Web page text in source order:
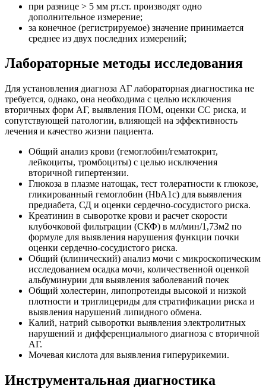
при разнице > 5 мм рт.ст. производят одно
дополнительное измерение;
за конечное (регистрируемое) значение принимается
среднее из двух последних измерений;
Лабораторные методы исследования
Для установления диагноза АГ лабораторная диагностика не
требуется, однако, она необходима с целью исключения
вторичных форм АГ, выявления ПОМ, оценки СС риска, и
сопутствующей патологии, влияющей на эффективность
лечения и качество жизни пациента.
Общий анализ крови (гемоглобин/гематокрит,
лейкоциты, тромбоциты) с целью исключения
вторичной гипертензии.
Глюкоза в плазме натощак, тест толератности к глюкозе,
гликированный гемоглобин (HbA1c) для выявления
предиабета, СД и оценки сердечно-сосудистого риска.
Креатинин в сыворотке крови и расчет скорости
клубочковой фильтрации (СКФ) в мл/мин/1,73м2 по
формуле для выявления нарушения функции почки
оценки сердечно-сосудистого риска.
Общий (клинический) анализ мочи с микроскопическим
исследованием осадка мочи, количественной оценкой
альбуминурии для выявления заболеваний почек
Общий холестерин, липопротеиды высокой и низкой
плотности и триглицериды для стратификации риска и
выявления нарушений липидного обмена.
Калий, натрий сыворотки выявления электролитных
нарушений и дифференциального диагноза с вторичной
АГ.
Мочевая кислота для выявления гиперурикемии.
Инструментальная диагностика